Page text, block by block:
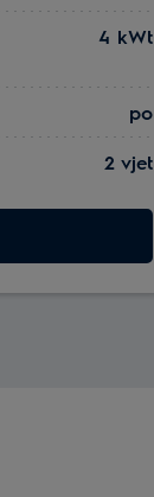
4 kWt
po
2 vjet